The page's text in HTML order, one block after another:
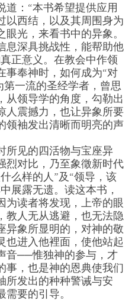
道：“本书希望提供应用
以西结，以及其周围身为
光，来看书中的异象。
息深具挑战性，能帮助他
正意义。在教会中作领
事奉神时，如何成为“对
第一流的圣经学者，曾思
从领导学的角度，勾勒出
人震撼力，也让异象所要
领袖发出清晰而明亮的声
所见的四活物与宝座异
烈对比，乃至象徵新时代
么样的人”及“领导，该
展露无遗。读这本书，
为读者将发现，上帝的眼
教人无从逃避，也无法隐
异象所显明的，对神的敬
也进入他裡面，使他站起
音──惟独神的参与，才
事，也是神的恩典使我们
所发出的种种警诫与安
要的引导。